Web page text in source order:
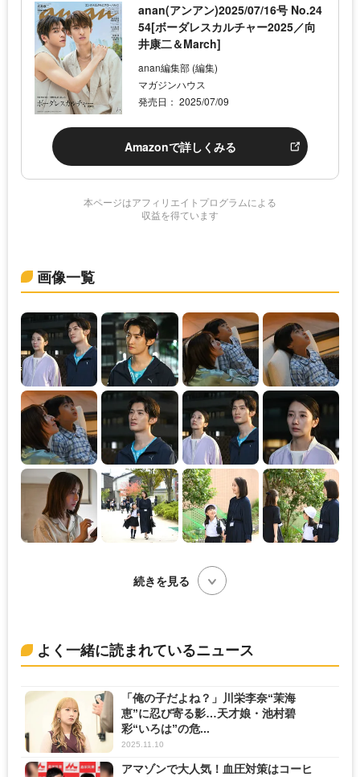
anan(アンアン)2025/07/16号 No.24
54[ボーダレスカルチャー2025／向
井康二＆March]
anan編集部 (編集)
マガジンハウス
発売日： 2025/07/09
Amazonで詳しくみる
本ページはアフィリエイトプログラムによる
収益を得ています
画像一覧
続きを見る
よく一緒に読まれているニュース
「俺の子だよね？」川栄李奈“茉海
恵”に忍び寄る影…天才娘・池村碧
彩“いろは”の危...
2025.11.10
アマゾンで大人気！血圧対策はコーヒ